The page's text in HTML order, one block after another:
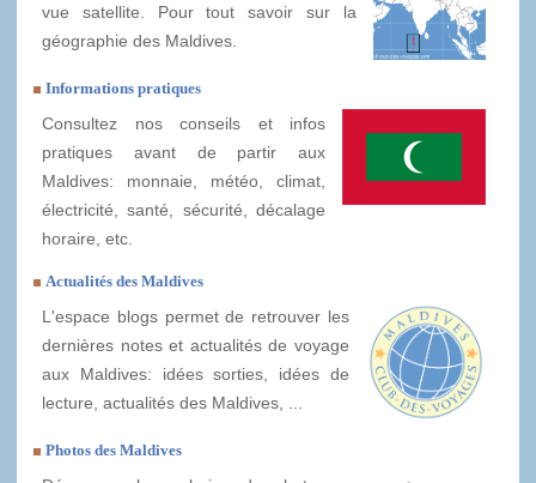
vue satellite. Pour tout savoir sur la
géographie des Maldives.
Informations pratiques
Consultez nos conseils et infos
pratiques avant de partir aux
Maldives: monnaie, météo, climat,
électricité, santé, sécurité, décalage
horaire, etc.
Actualités des Maldives
L'espace blogs permet de retrouver les
dernières notes et actualités de voyage
aux Maldives: idées sorties, idées de
lecture, actualités des Maldives, ...
Photos des Maldives